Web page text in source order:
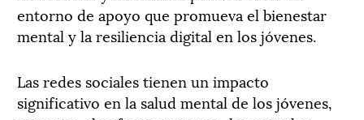
entorno de apoyo que promueva el bienestar
mental y la resiliencia digital en los jóvenes.
Las redes sociales tienen un impacto
significativo en la salud mental de los jóvenes,